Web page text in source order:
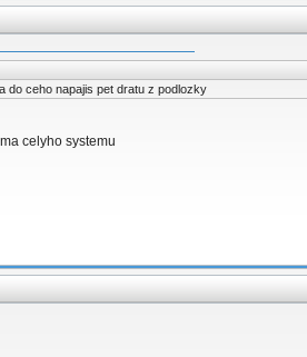
do ceho napajis pet dratu z podlozky
celyho systemu